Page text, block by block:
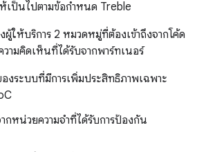
เป็นไปตามข้อกำหนด Treble
ให้บริการ 2 หมวดหมู่ที่ต้องเข้าถึงจากโค้ด
วามคิดเห็นที่ได้รับจากพาร์ทเนอร์
งระบบที่มีการเพิ่มประสิทธิภาพเฉพาะ
กหน่วยความจำที่ได้รับการป้องกัน